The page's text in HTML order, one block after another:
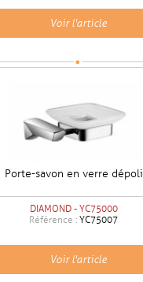
Voir l'article
Porte-savon en verre dépoli
DIAMOND - YC75000
Référence :YC75007
Voir l'article